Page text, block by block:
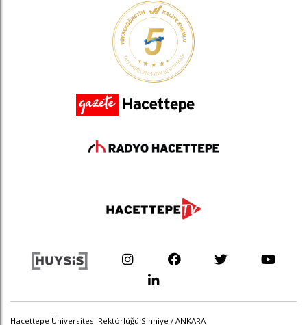
Hacettepe Üniversitesi Rektörlüğü Sıhhiye / ANKARA